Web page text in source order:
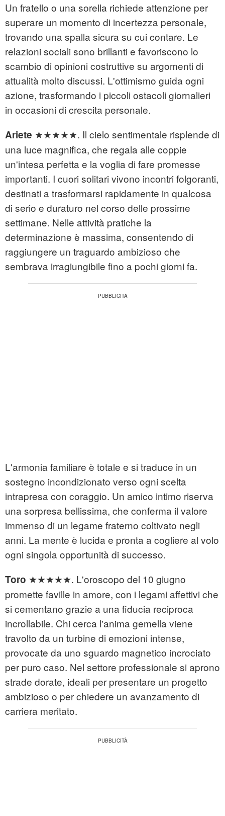
Un fratello o una sorella richiede attenzione per
superare un momento di incertezza personale,
trovando una spalla sicura su cui contare. Le
relazioni sociali sono brillanti e favoriscono lo
scambio di opinioni costruttive su argomenti di
attualità molto discussi. L'ottimismo guida ogni
azione, trasformando i piccoli ostacoli giornalieri
in occasioni di crescita personale.
Ariete ★★★★★. Il cielo sentimentale risplende di
una luce magnifica, che regala alle coppie
un'intesa perfetta e la voglia di fare promesse
importanti. I cuori solitari vivono incontri folgoranti,
destinati a trasformarsi rapidamente in qualcosa
di serio e duraturo nel corso delle prossime
settimane. Nelle attività pratiche la
determinazione è massima, consentendo di
raggiungere un traguardo ambizioso che
sembrava irragiungibile fino a pochi giorni fa.
L'armonia familiare è totale e si traduce in un
sostegno incondizionato verso ogni scelta
intrapresa con coraggio. Un amico intimo riserva
una sorpresa bellissima, che conferma il valore
immenso di un legame fraterno coltivato negli
anni. La mente è lucida e pronta a cogliere al volo
ogni singola opportunità di successo.
Toro ★★★★★. L'oroscopo del 10 giugno
promette faville in amore, con i legami affettivi che
si cementano grazie a una fiducia reciproca
incrollabile. Chi cerca l'anima gemella viene
travolto da un turbine di emozioni intense,
provocate da uno sguardo magnetico incrociato
per puro caso. Nel settore professionale si aprono
strade dorate, ideali per presentare un progetto
ambizioso o per chiedere un avanzamento di
carriera meritato.